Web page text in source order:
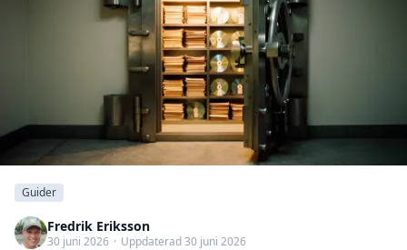
Guider
Fredrik Eriksson
30 juni 2026 · Uppdaterad 30 juni 2026